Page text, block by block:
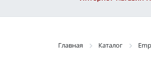
Главная Каталог